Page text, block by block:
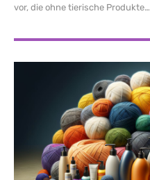
vor, die ohne tierische Produkte…